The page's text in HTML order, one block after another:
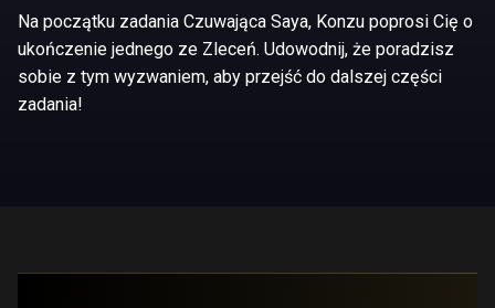
Na początku zadania Czuwająca Saya, Konzu poprosi Cię o
ukończenie jednego ze Zleceń. Udowodnij, że poradzisz
sobie z tym wyzwaniem, aby przejść do dalszej części
zadania!